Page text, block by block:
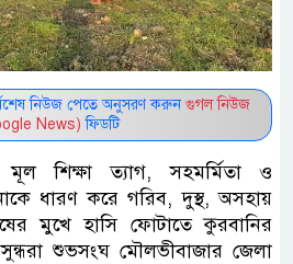
নিউজ পেতে অনুসরণ করুন গুগল নিউজ
News) ফিডটি
শিক্ষা ত্যাগ, সহমর্মিতা ও
ধারণ করে গরিব, দুস্থ, অসহায়
মুখে হাসি ফোটাতে কুরবানির
শুভসংঘ মৌলভীবাজার জেলা